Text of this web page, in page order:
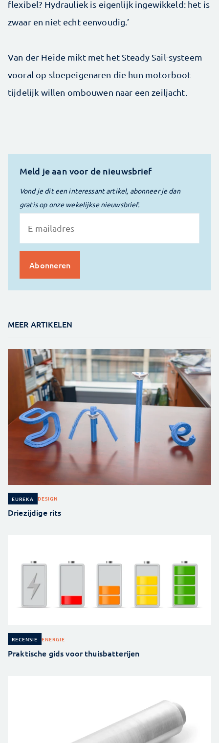
flexibel? Hydrauliek is eigenlijk ingewikkeld: het is
zwaar en niet echt eenvoudig.’
Van der Heide mikt met het Steady Sail-systeem
vooral op sloepeigenaren die hun motorboot
tijdelijk willen ombouwen naar een zeiljacht.
Meld je aan voor de nieuwsbrief
Vond je dit een interessant artikel, abonneer je dan
gratis op onze wekelijkse nieuwsbrief.
MEER ARTIKELEN
EUREKA DESIGN
Driezijdige rits
RECENSIE ENERGIE
Praktische gids voor thuisbatterijen